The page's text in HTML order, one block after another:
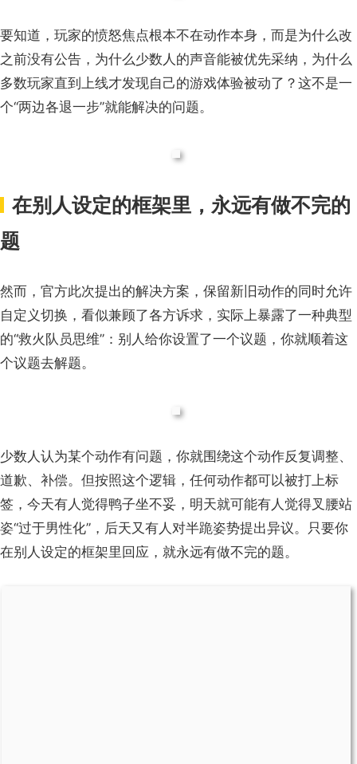
要知道， 玩家的愤怒焦点根本不在动作本身 ， 而是为什么改
之前没有公告，为什么少数人的声音能被优先采纳，为什么
多数玩家直到上线才发现自己的游戏体验被动了 ？ 这不是一
个“两边各退一步”就能解决的问题。
在别人设定的框架里，永远有做不完的
题
然而，官方此次提出的解决方案 ， 保留新旧动作的同时允许
自定义切换 ， 看似兼顾了各方诉求，实际上暴露了一种典型
的“救火队员思维”：别人给你设置了一个议题，你就顺着这
个议题去解题。
少数人认为某个动作有问题，你就围绕这个动作反复调整、
道歉、补偿。但按照这个逻辑，任何动作都可以被打上标
签，今天有人觉得鸭子坐不妥，明天就可能有人觉得叉腰站
姿“过于男性化”，后天又有人对半跪姿势提出异议。只要你
在别人设定的框架里回应，就永远有做不完的题。